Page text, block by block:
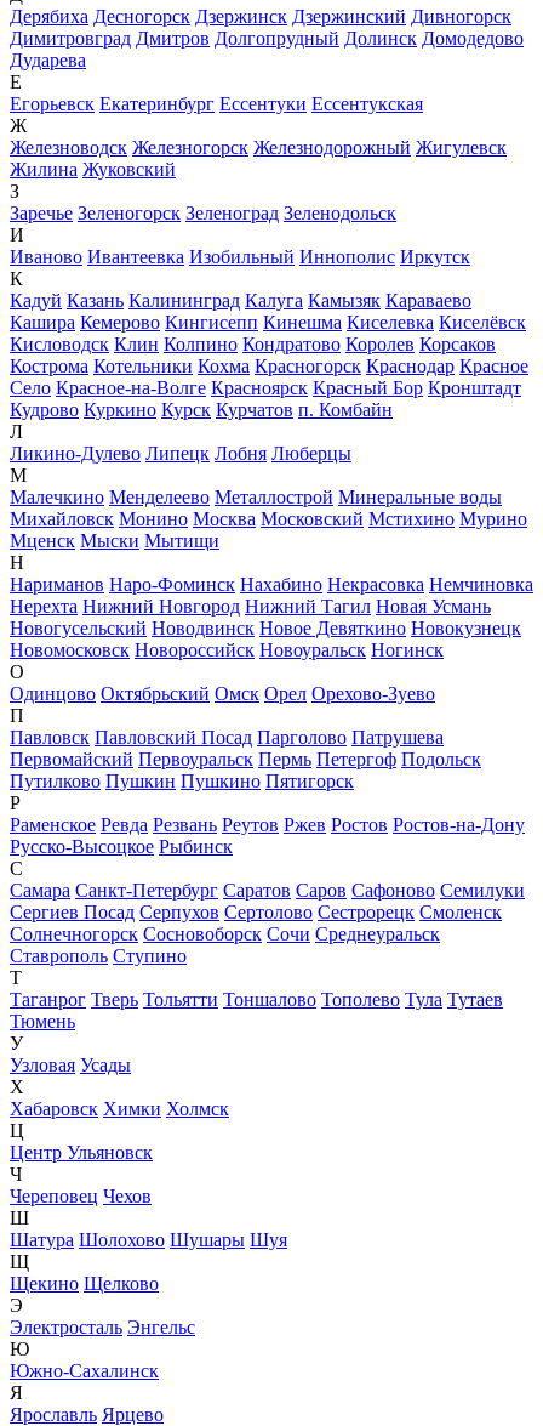
Дерябиха Десногорск Дзержинск Дзержинский Дивногорск
Димитровград Дмитров Долгопрудный Долинск Домодедово
Дударева
Е
Егорьевск Екатеринбург Ессентуки Ессентукская
Ж
Железноводск Железногорск Железнодорожный Жигулевск
Жилина Жуковский
З
Заречье Зеленогорск Зеленоград Зеленодольск
И
Иваново Ивантеевка Изобильный Иннополис Иркутск
К
Кадуй Казань Калининград Калуга Камызяк Караваево
Кашира Кемерово Кингисепп Кинешма Киселевка Киселёвск
Кисловодск Клин Колпино Кондратово Королев Корсаков
Кострома Котельники Кохма Красногорск Краснодар Красное
Село Красное-на-Волге Красноярск Красный Бор Кронштадт
Кудрово Куркино Курск Курчатов п. Комбайн
Л
Ликино-Дулево Липецк Лобня Люберцы
М
Малечкино Менделеево Металлострой Минеральные воды
Михайловск Монино Москва Московский Мстихино Мурино
Мценск Мыски Мытищи
Н
Нариманов Наро-Фоминск Нахабино Некрасовка Немчиновка
Нерехта Нижний Новгород Нижний Тагил Новая Усмань
Новогусельский Новодвинск Новое Девяткино Новокузнецк
Новомосковск Новороссийск Новоуральск Ногинск
О
Одинцово Октябрьский Омск Орел Орехово-Зуево
П
Павловск Павловский Посад Парголово Патрушева
Первомайский Первоуральск Пермь Петергоф Подольск
Путилково Пушкин Пушкино Пятигорск
Р
Раменское Ревда Резвань Реутов Ржев Ростов Ростов-на-Дону
Русско-Высоцкое Рыбинск
С
Самара Санкт-Петербург Саратов Саров Сафоново Семилуки
Сергиев Посад Серпухов Сертолово Сестрорецк Смоленск
Солнечногорск Сосновоборск Сочи Среднеуральск
Ставрополь Ступино
Т
Таганрог Тверь Тольятти Тоншалово Тополево Тула Тутаев
Тюмень
У
Узловая Усады
Х
Хабаровск Химки Холмск
Ц
Центр Ульяновск
Ч
Череповец Чехов
Ш
Шатура Шолохово Шушары Шуя
Щ
Щекино Щелково
Э
Электросталь Энгельс
Ю
Южно-Сахалинск
Я
Ярославль Ярцево